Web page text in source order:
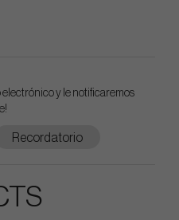
y le notificaremos
Recordatorio